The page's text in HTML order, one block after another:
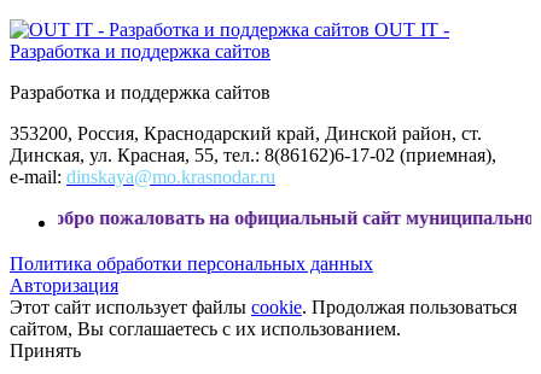
OUT IT -
Разработка и поддержка сайтов
Разработка и поддержка сайтов
353200, Россия, Краснодарский край, Динской район, ст.
Динская, ул. Красная, 55, тел.: 8(86162)6-17-02 (приемная),
e-mail: dinskaya@mo.krasnodar.ru
на официальный сайт муниципального
Политика обработки персональных данных
Авторизация
Этот сайт использует файлы cookie. Продолжая пользоваться
сайтом, Вы соглашаетесь с их использованием.
Принять